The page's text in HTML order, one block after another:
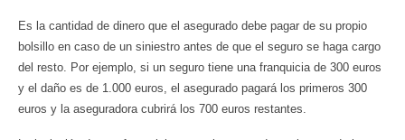
Es la cantidad de dinero que el asegurado debe pagar de su propio
bolsillo en caso de un siniestro antes de que el seguro se haga cargo
del resto. Por ejemplo, si un seguro tiene una franquicia de 300 euros
y el daño es de 1.000 euros, el asegurado pagará los primeros 300
euros y la aseguradora cubrirá los 700 euros restantes.